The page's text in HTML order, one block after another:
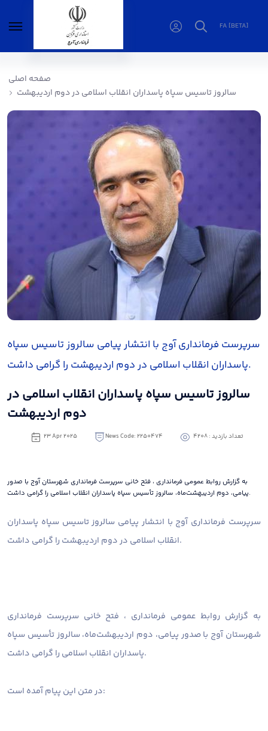
FA [BETA]
دوم اردیبهشت - فرمانداری آوج
صفحه اصلی
سالروز تاسیس سپاه پاسداران انقلاب اسلامی در دوم اردیبهشت
سرپرست فرمانداری آوج با انتشار پیامی سالروز تاسیس سپاه
پاسداران انقلاب اسلامی در دوم اردیبهشت را گرامی داشت.
سالروز تاسیس سپاه پاسداران انقلاب اسلامی در
دوم اردیبهشت
23 Apr 2025 News Code: 2250474 تعداد بازدید : 4208
به گزارش روابط عمومی فرمانداری ، فتح خانی سرپرست فرمانداری شهرستان آوج با صدور
پیامی، دوم اردیبهشت‌ماه، سالروز تأسیس سپاه پاسداران انقلاب اسلامی را گرامی داشت.
سرپرست فرمانداری آوج با انتشار پیامی سالروز تاسیس سپاه پاسداران
انقلاب اسلامی در دوم اردیبهشت را گرامی داشت.
به گزارش روابط عمومی فرمانداری ، فتح خانی سرپرست فرمانداری
شهرستان آوج با صدور پیامی، دوم اردیبهشت‌ماه، سالروز تأسیس سپاه
پاسداران انقلاب اسلامی را گرامی داشت.
در متن این پیام آمده است: